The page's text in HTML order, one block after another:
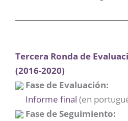
Tercera Ronda de
(2016-2020)
Fase de Evaluación:
Informe final (en
Fase de Seguimiento: